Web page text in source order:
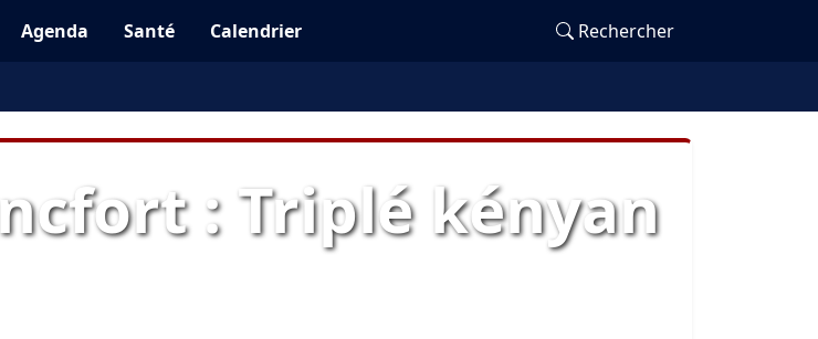
Agenda Santé Calendrier Rechercher
: Triplé kényan